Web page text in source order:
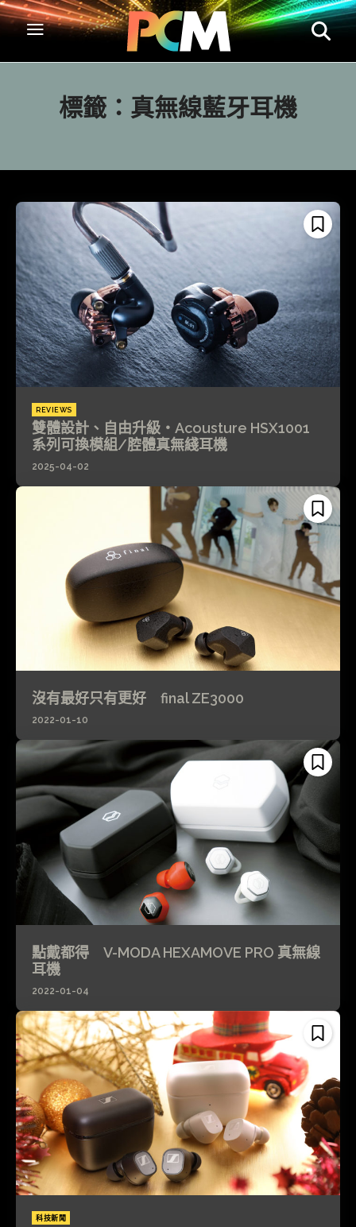
標籤： 真無線藍牙耳機
REVIEWS
雙體設計、自由升級・Acousture HSX1001
系列可換模組/腔體真無綫耳機
2025-04-02
沒有最好只有更好 final ZE3000
2022-01-10
點戴都得 V-MODA HEXAMOVE PRO 真無線
耳機
2022-01-04
科技新聞